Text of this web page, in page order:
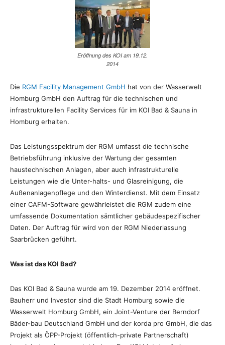
Eröffnung des KOI am 19.12.
2014
Die RGM Facility Management GmbH hat von der Wasserwelt
Homburg GmbH den Auftrag für die technischen und
infrastrukturellen Facility Services für im KOI Bad & Sauna in
Homburg erhalten.
Das Leistungsspektrum der RGM umfasst die technische
Betriebsführung inklusive der Wartung der gesamten
haustechnischen Anlagen, aber auch infrastrukturelle
Leistungen wie die Unter-halts- und Glasreinigung, die
Außenanlagenpflege und den Winterdienst. Mit dem Einsatz
einer CAFM-Software gewährleistet die RGM zudem eine
umfassende Dokumentation sämtlicher gebäudespezifischer
Daten. Der Auftrag für wird von der RGM Niederlassung
Saarbrücken geführt.
Was ist das KOI Bad?
Das KOI Bad & Sauna wurde am 19. Dezember 2014 eröffnet.
Bauherr und Investor sind die Stadt Homburg sowie die
Wasserwelt Homburg GmbH, ein Joint-Venture der Berndorf
Bäder-bau Deutschland GmbH und der korda pro GmbH, die das
Projekt als ÖPP-Projekt (öffentlich-private Partnerschaft)